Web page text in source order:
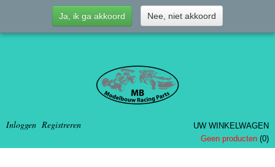
Inloggen Registreren
UW WINKELWAGEN
Geen producten (0)
Ja, ik ga akkoord Nee, niet akkoord